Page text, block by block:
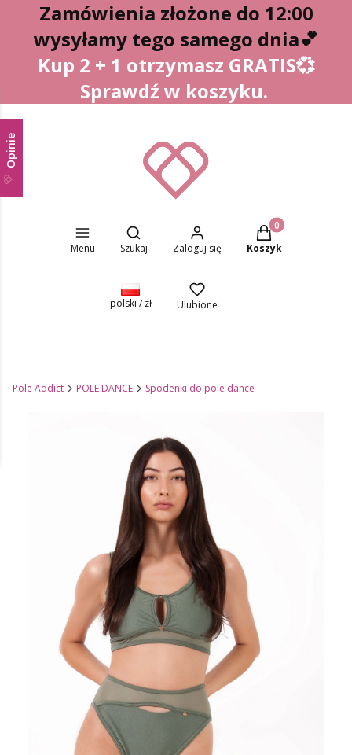
Zamówienia złożone do 12:00
wysyłamy tego samego dnia💕
Kup 2 + 1 otrzymasz GRATIS💞
Sprawdź w koszyku.
Menu
Otwórz wyszukiwarkę
Szukaj Zaloguj się
Produkty w
Koszyk
polski / zł Ulubione
Pole Addict POLE DANCE Spodenki do pole dance
Opinie